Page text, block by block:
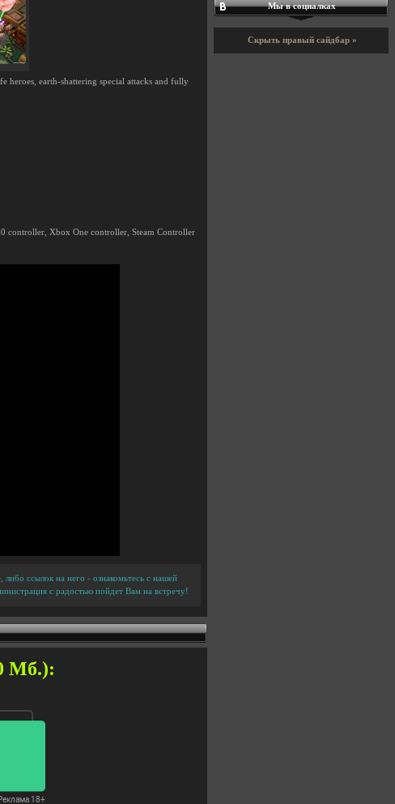
earth-shattering special attacks and fully
controller, Xbox One controller, Steam Controller
ссылок на него - ознакомьтесь с нашей
с радостью пойдет Вам на встречу!
Мб.):
Мы в социалках
Скрыть правый сайдбар »